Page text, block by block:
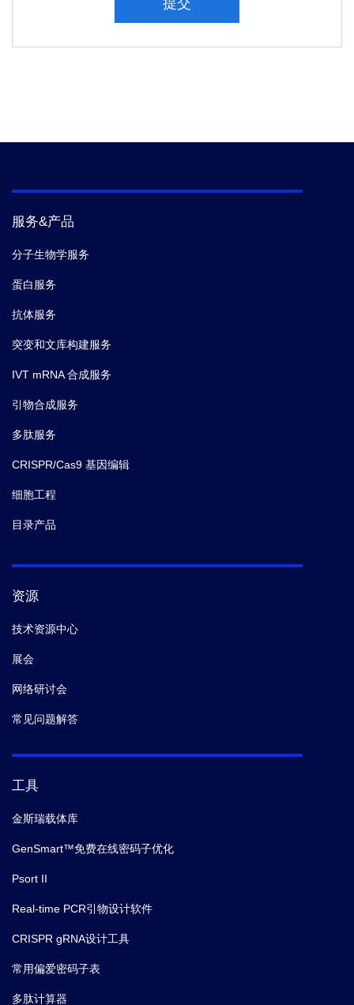
提交
服务&产品
分子生物学服务
蛋白服务
抗体服务
突变和文库构建服务
IVT mRNA 合成服务
引物合成服务
多肽服务
CRISPR/Cas9 基因编辑
细胞工程
目录产品
资源
技术资源中心
展会
网络研讨会
常见问题解答
工具
金斯瑞载体库
GenSmart™免费在线密码子优化
Psort II
Real-time PCR引物设计软件
CRISPR gRNA设计工具
常用偏爱密码子表
多肽计算器